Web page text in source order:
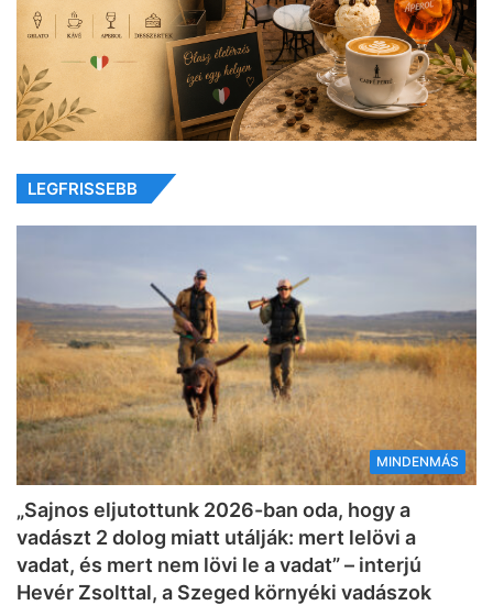
LEGFRISSEBB
MINDENMÁS
„Sajnos eljutottunk 2026-ban oda, hogy a
vadászt 2 dolog miatt utálják: mert lelövi a
vadat, és mert nem lövi le a vadat” – interjú
Hevér Zsolttal, a Szeged környéki vadászok